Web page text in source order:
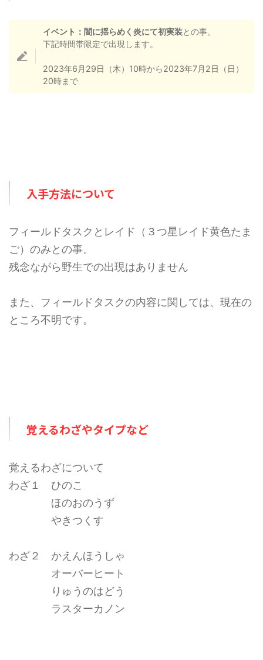
覧ください。 シャドウギラティ
ナ（アナザー）最少対策人数は何
人？ 大親友ブーストとチームパ
ワーで2人です。あと、ライトク
リスタルは必須です。ーーーここ
...
人以上必要（シールドは7枚）で
す。メガライチュウXとメガライ
差はないと考えてます。記事作成
イベント：闇に揺らめく炎にて初実装との事。
下記時間帯限定で出現します。
2023年6月29日（木）10時から2023年7月2日（日）
20時まで
入手方法について
フィールドタスクとレイド（３つ星レイド黄色たま
ご）のみとの事。
残念ながら野生での出現はありません
また、フィールドタスクの内容に関しては、現在の
ところ不明です。
覚えるわざやタイプなど
覚えるわざについて
わざ１ ひのこ
ほのおのうず
やきつくす
わざ２ かえんほうしゃ
オーバーヒート
りゅうのはどう
ラスターカノン